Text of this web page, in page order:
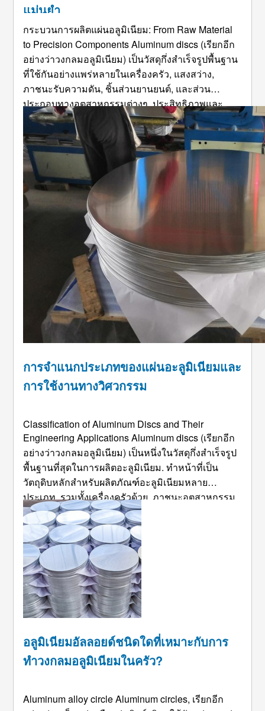
แม่นยำ
กระบวนการผลิตแผ่นอลูมิเนียม: From Raw Material
to Precision Components Aluminum discs (เรียกอีก
อย่างว่าวงกลมอลูมิเนียม) เป็นวัสดุกึ่งสำเร็จรูปพื้นฐาน
ที่ใช้กันอย่างแพร่หลายในเครื่องครัว, แสงสว่าง,
ภาชนะรับความดัน, ชิ้นส่วนยานยนต์, และส่วน
ประกอบทางอุตสาหกรรมต่างๆ. ประสิทธิภาพและ
ความสม่ำเสมอถูกกำหนดโดยตรงจากกระบวนการ
ผลิต. ที่ได้มาตรฐาน, ขั้นตอนการผลิตที่มีการควบคุม
อย่างดีคือ ess ...
การจำแนกประเภทของแผ่นอะลูมิเนียมและ
การใช้งานทางวิศวกรรม
Classification of Aluminum Discs and Their
Engineering Applications Aluminum discs (เรียกอีก
อย่างว่าวงกลมอลูมิเนียม) เป็นหนึ่งในวัสดุกึ่งสำเร็จรูป
พื้นฐานที่สุดในการผลิตอะลูมิเนียม. ทำหน้าที่เป็น
วัตถุดิบหลักสำหรับผลิตภัณฑ์อะลูมิเนียมหลาย
ประเภท, รวมทั้งเครื่องครัวด้วย, ภาชนะอุตสาหกรรม,
ส่วนประกอบทางกล, ชิ้นส่วนยานยนต์, และโครงสร้าง
การบินและอวกาศ. เนื่องจากความหลากหลายของ
ดาวโจนส์ ...
อลูมิเนียมอัลลอยด์ชนิดใดที่เหมาะกับการ
ทำวงกลมอลูมิเนียมในครัว?
Aluminum alloy circle Aluminum circles, เรียกอีก